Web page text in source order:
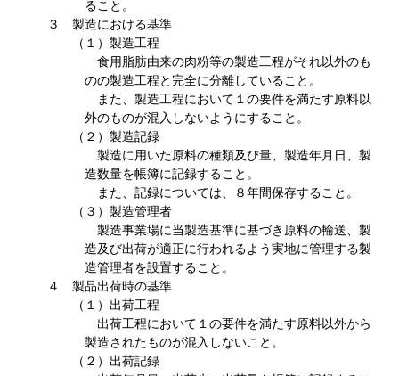
ること。
３ 製造における基準
（１）製造工程
食用脂肪由来の肉粉等の製造工程がそれ以外のも
のの製造工程と完全に分離していること。
また、製造工程において１の要件を満たす原料以
外のものが混入しないようにすること。
（２）製造記録
製造に用いた原料の種類及び量、製造年月日、製
造数量を帳簿に記録すること。
また、記録については、８年間保存すること。
（３）製造管理者
製造事業場に当製造基準に基づき原料の輸送、製
造及び出荷が適正に行われるよう実地に管理する製
造管理者を設置すること。
４ 製品出荷時の基準
（１）出荷工程
出荷工程において１の要件を満たす原料以外から
製造されたものが混入しないこと。
（２）出荷記録